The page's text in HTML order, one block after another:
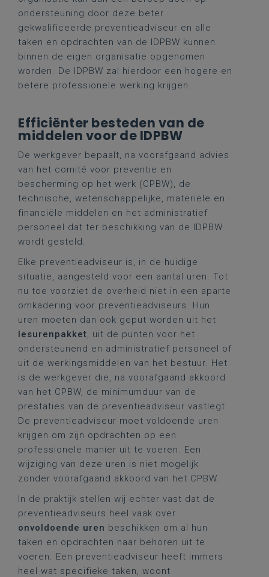
ondersteuning door deze beter
gekwalificeerde preventieadviseur en alle
taken en opdrachten van de IDPBW kunnen
binnen de eigen organisatie opgenomen
worden. De IDPBW zal hierdoor een hogere en
betere professionele werking krijgen.
Efficiënter besteden van de
middelen voor de IDPBW
De werkgever bepaalt, na voorafgaand advies
van het comité voor preventie en
bescherming op het werk (CPBW), de
technische, wetenschappelijke, materiële en
financiële middelen en het administratief
personeel dat ter beschikking van de IDPBW
wordt gesteld.
Elke preventieadviseur is, in de huidige
situatie, aangesteld voor een aantal uren. Tot
nu toe voorziet de overheid niet in een aparte
omkadering voor preventieadviseurs. Hun
uren moeten dan ook geput worden uit het
lesurenpakket, uit de punten voor het
ondersteunend en administratief personeel of
uit de werkingsmiddelen van het bestuur. Het
is de werkgever die, na voorafgaand akkoord
van het CPBW, de minimumduur van de
prestaties van de preventieadviseur vastlegt.
De preventieadviseur moet voldoende uren
krijgen om zijn opdrachten op een
professionele manier uit te voeren. Een
wijziging van deze uren is niet mogelijk
zonder voorafgaand akkoord van het CPBW.
In de praktijk stellen wij echter vast dat de
preventieadviseurs heel vaak over
onvoldoende uren beschikken om al hun
taken en opdrachten naar behoren uit te
voeren. Een preventieadviseur heeft immers
heel wat specifieke taken, woont